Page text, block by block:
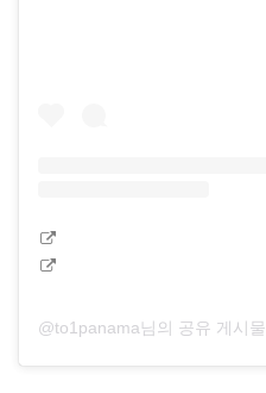
@to1panama님의 공유 게시물